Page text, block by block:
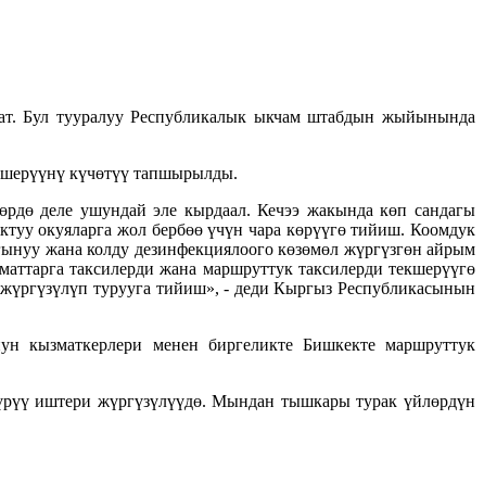
Бул тууралуу Республикалык ыкчам штабдын жыйынында
күчөтүү тапшырылды.
деле ушундай эле кырдаал. Кечээ жакында көп сандагы
окуяларга жол бербөө үчүн чара көрүүгө тийиш. Коомдук
жана колду дезинфекциялоого көзөмөл жүргүзгөн айрым
таксилерди жана маршруттук таксилерди текшерүүгө
турууга тийиш», - деди Кыргыз Республикасынын
кызматкерлери менен биргеликте Бишкекте маршруттук
иштери жүргүзүлүүдө. Мындан тышкары турак үйлөрдүн